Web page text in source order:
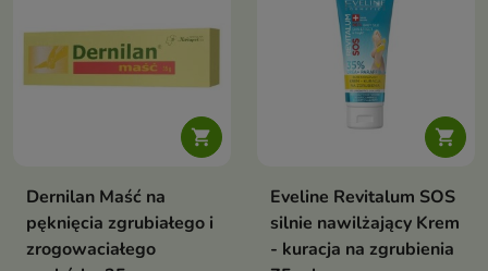

Dernilan Maść na
pęknięcia zgrubiałego i
zrogowaciałego

Eveline Revitalum SOS
silnie nawilżający Krem
- kuracja na zgrubienia